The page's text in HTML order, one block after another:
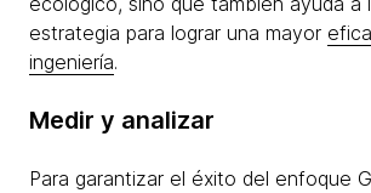
estrategia para lograr una mayor
ingeniería.
Medir y analizar
Para garantizar el éxito del enfoque